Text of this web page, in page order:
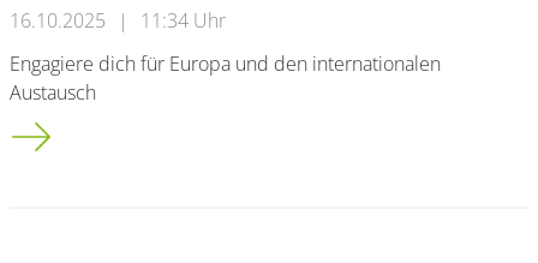
16.10.2025 |
11:34 Uhr
Engagiere dich für Europa und den internationalen
Austausch
EUROPA macht SCHULE